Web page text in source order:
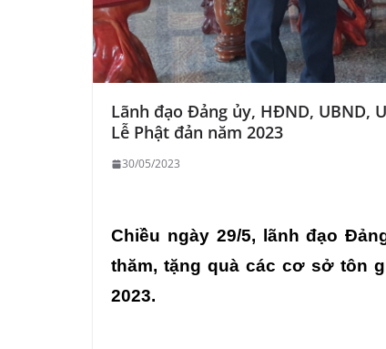
Lãnh đạo Đảng ủy, HĐND, UBND,
Lễ Phật đản năm 2023
30/05/2023
Chiều ngày 29/5, lãnh đạo
thăm, tặng quà các cơ sở tôn
2023.